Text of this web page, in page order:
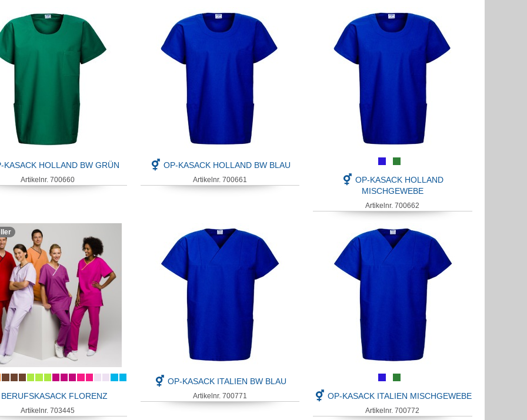
KASACK HOLLAND BW GRÜN
Artikelnr. 700660
OP-KASACK HOLLAND BW BLAU
Artikelnr. 700661
OP-KASACK HOLLAND
MISCHGEWEBE
Artikelnr. 700662
FLORENZ
Artikelnr. 703445
OP-KASACK ITALIEN BW BLAU
Artikelnr. 700771 OP-KASACK ITALIEN MISCHGEWEBE
Artikelnr. 700772